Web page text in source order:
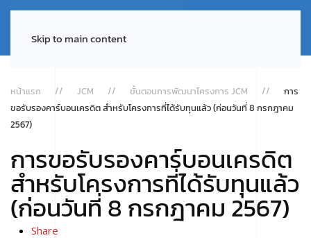
Skip to main content
หน้าแรก JCM ขั้นตอนการพัฒนาโครงการ JCM
การ
ขอรับรองคาร์บอนเครดิต สำหรับโครงการที่ได้รับทุนแล้ว (ก่อนวันที่ 8 กรกฎาคม
2567)
การขอรับรองคาร์บอนเครดิต
สำหรับโครงการที่ได้รับทุนแล้ว
(ก่อนวันที่ 8 กรกฎาคม 2567)
Share